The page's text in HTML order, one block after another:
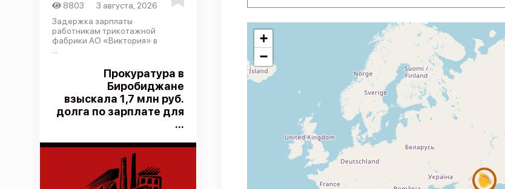
8803
3 августа, 2026
Задержка зарплаты
работникам трикотажной
фабрики АО «Виктория» в
Прокуратура в
Биробиджане
взыскала 1,7 млн руб.
долга по зарплате для
...
+
−